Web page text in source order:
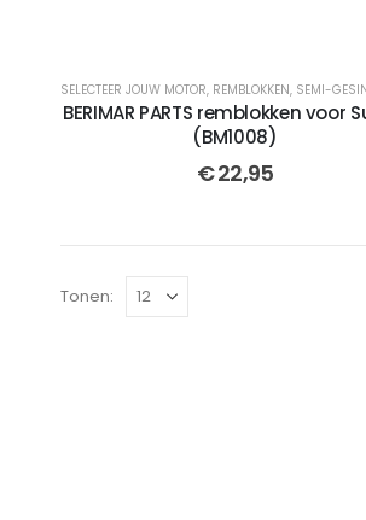
SELECTEER JOUW MOTOR, REMBLOKKEN, SEMI-
BERIMAR PARTS remblokken voor
(BM1008)
€22,95
Tonen: